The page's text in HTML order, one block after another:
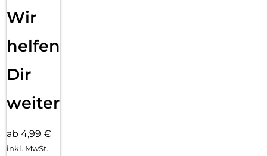
Wir
helfen
Dir
weiter
ab 4,99 €
inkl. MwSt.